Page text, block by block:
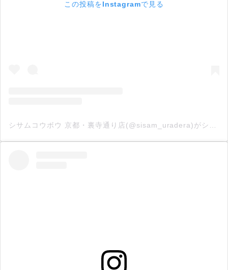
この投稿をInstagramで見る